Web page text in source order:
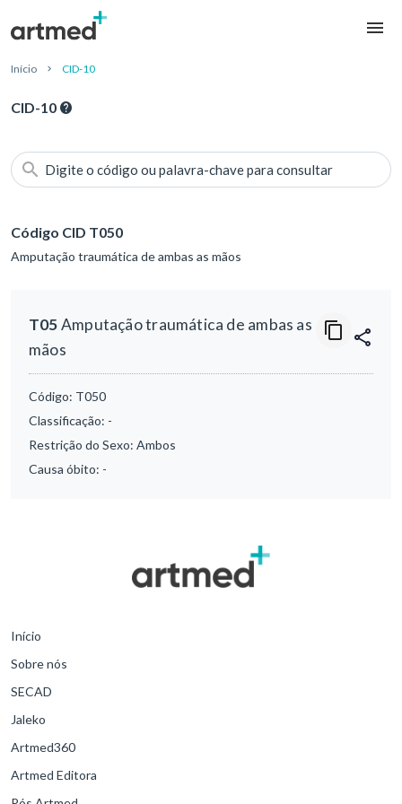
Início CID-10
CID-10
Digite o código ou palavra-chave para consultar
Código CID T050
Amputação traumática de ambas as mãos
T05Amputação traumática de ambas as
mãos
Código: T050
Classificação: -
Restrição do Sexo: Ambos
Causa óbito: -
Início
Sobre nós
SECAD
Jaleko
Artmed360
Artmed Editora